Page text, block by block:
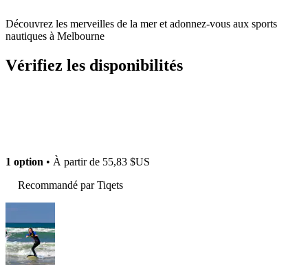
Découvrez les merveilles de la mer et adonnez-vous aux sports
nautiques à Melbourne
Vérifiez les disponibilités
1 option • À partir de 55,83 $US
Recommandé par Tiqets